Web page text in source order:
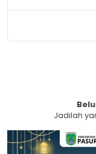
Jadilah